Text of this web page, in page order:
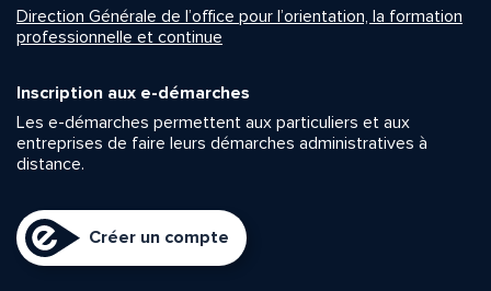
Direction Générale de l’office pour l’orientation, la formation
professionnelle et continue
Inscription aux e-démarches
Les e-démarches permettent aux particuliers et aux
entreprises de faire leurs démarches administratives à
distance.
Créer un compte